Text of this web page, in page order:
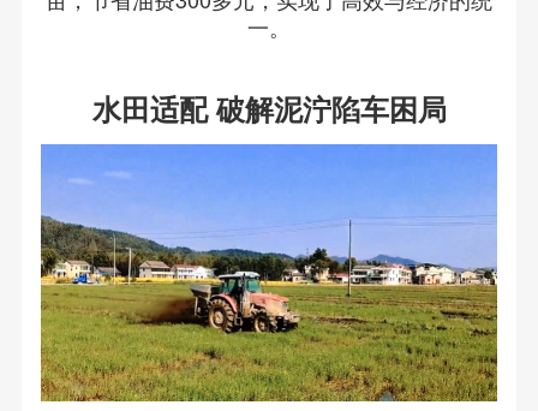
一。
水田适配 破解泥泞陷车困局